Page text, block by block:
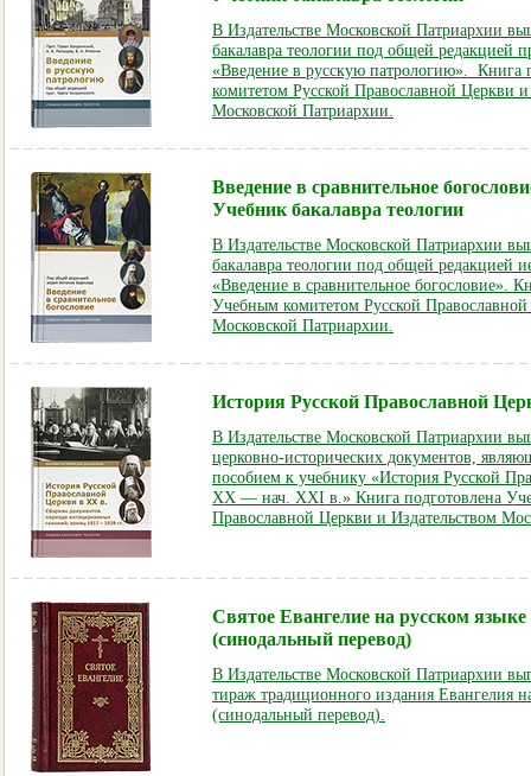
В Издательстве Московской Патриархии
бакалавра теологии под общей редакцией
«Введение в русскую патрологию». Книга
комитетом Русской Православной Церкви и
Московской Патриархии.
Введение в сравнительное
Учебник бакалавра теологии
В Издательстве Московской Патриархии
бакалавра теологии под общей редакцией
«Введение в сравнительное богословие».
Учебным комитетом Русской
Московской Патриархии
История Русской Православной
В Издательстве Московской Патриархии
церковно-исторических документов,
пособием к учебнику «История Русской
XX — нач. XXI в.» Книга подготовлена
Православной Церкви и Издательством
Святое Евангелие на русском языке
(cинодальный перевод)
В Издательстве Московской Патриархии
тираж традиционного издания Евангелия
(cинодальный перевод).